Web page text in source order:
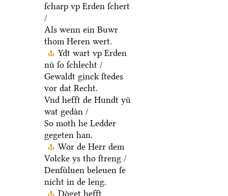
ſcharp vp Erden ſchert
/
Als wenn ein Buwr
thom Heren wert.
Ydt wart vp Erden
nuͤ ſo ſchlecht /
Gewaldt ginck ſtedes
vor dat Recht.
Vnd hefft de Hundt yuͤ
wat gedaͤn /
So moth he Ledder
gegeten han.
Wor de Herr dem
Volcke ys tho ſtreng /
Denſuͤluen beleuen ſe
nicht in de leng.
Doͤget hefft